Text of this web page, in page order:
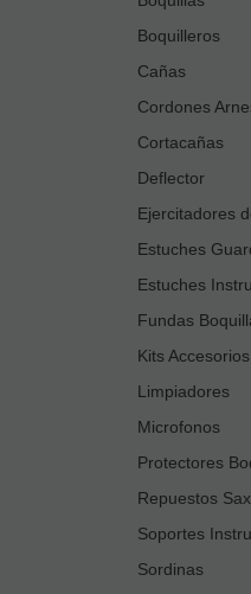
Boquilleros
Cañas
Cordones
Cortacañas
Deflector
Ejercitadores
Estuches
Estuches
Fundas
Kits
Limpiadores
Microfonos
Protectores
Repuestos
Soportes
Sordinas